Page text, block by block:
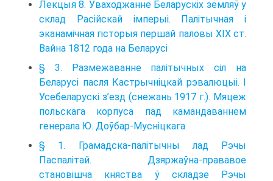
Лекцыя 8. Уваходжанне Беларускіх земляў у
склад Расійскай імперыі. Палітычная і
эканамічная гісторыя першай паловы XIX ст.
Вайна 1812 года на Беларусі
§ 3. Размежаванне палітычных сіл на
Беларусі пасля Кастрычніцкай рэвалюцыі. І
Усебеларускі з’езд (снежань 1917 г.). Мяцеж
польскага корпуса пад камандаваннем
генерала Ю. Доўбар-Мусніцкага
§ 1. Грамадска-палітычны лад Рэчы
Паспалітай. Дзяржаўна-прававое
становішча княства ў складзе Рэчы